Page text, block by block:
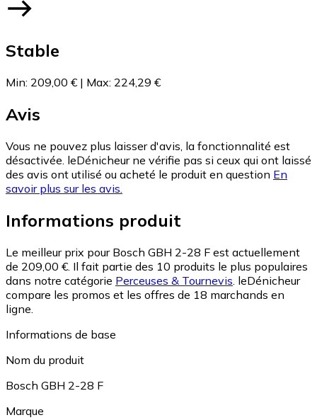
Stable
Min: 209,00 € | Max: 224,29 €
Avis
Vous ne pouvez plus laisser d'avis, la fonctionnalité est
désactivée. leDénicheur ne vérifie pas si ceux qui ont laissé
des avis ont utilisé ou acheté le produit en question En
savoir plus sur les avis.
Informations produit
Le meilleur prix pour Bosch GBH 2-28 F est actuellement
de 209,00 €. Il fait partie des 10 produits le plus populaires
dans notre catégorie Perceuses & Tournevis leDénicheur
compare les promos et les offres de 18 marchands en
ligne.
Informations de base
Nom du produit
Bosch GBH 2-28 F
Marque